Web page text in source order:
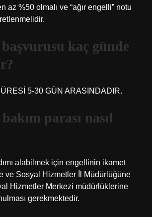
az %50 olmalı ve “ağır engelli” notu
kaç günde
5-30 GÜN ARASINDADIR.
parası nasıl
alabilmek için engellinin ikamet
ve Sosyal Hizmetler İl Müdürlüğüne
Hizmetler Merkezi müdürlüklerine
gerekmektedir.